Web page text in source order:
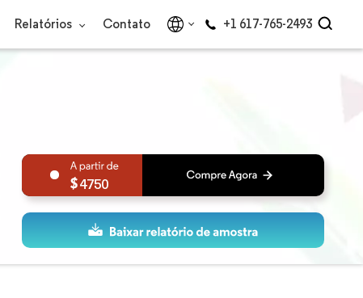
Relatórios Contato +1 617-765-2493
4750